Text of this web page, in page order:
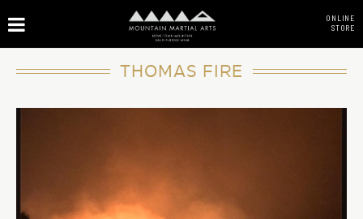
ONLINE
STORE
THOMAS FIRE